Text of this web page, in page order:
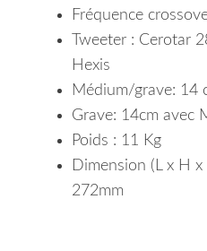
Fréquence
Tweeter : Cerotar
Hexis
Médium/grave: 14
Grave: 14cm avec
Poids : 11 Kg
Dimension (L x H
272mm